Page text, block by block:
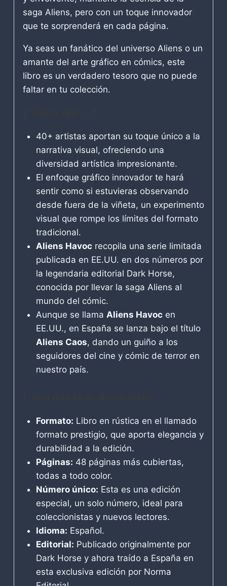
saga Aliens, pero con un toque innovador
que te sorprenderá en cada página.
Ya seas un fanático del universo Aliens o un
amante del arte gráfico en cómics, este
libro es un verdadero tesoro que no puede
faltar en tu colección.
40+ artistas aportan su toque único a la
narrativa visual, ofreciendo una
diversidad artística impresionante.
El enfoque gráfico innovador te hará
sentir como si estuvieras observando
desde fuera de la viñeta, un experimento
visual que rompe los límites del formato
tradicional.
Aliens Havocrecopila una serie limitada
publicada en EE.UU. en dos números por
la legendaria editorial Dark Horse,
conocida por llevar la saga Aliens al
mundo del cómic.
Aunque se llama Aliens Havocen
EE.UU., en España se lanza bajo el título
Aliens Caos, dando un guiño a los
seguidores del cine y cómic de terror en
nuestro país.
Formato: Libro en rústica en el llamado
formato prestigio, que aporta elegancia y
durabilidad a la edición.
Páginas: 48 páginas más cubiertas,
todas a todo color.
Número único: Esta es una edición
especial, un solo número, ideal para
coleccionistas y nuevos lectores.
Idioma: Español.
Editorial: Publicado originalmente por
Dark Horse y ahora traído a España en
esta exclusiva edición por Norma